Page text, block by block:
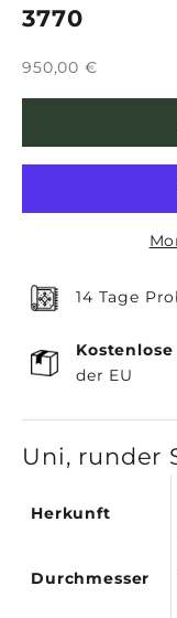
3770
Sale price
950,00 €
14 Tage
Kostenlose
der EU
Uni, runder
Herkunft
Durchmesser